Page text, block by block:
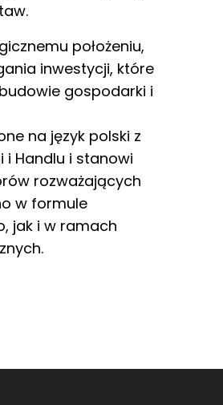
położeniu,
inwestycji, które
gospodarki i
na język polski z
i Handlu i stanowi
rozważających
w formule
jak i w ramach